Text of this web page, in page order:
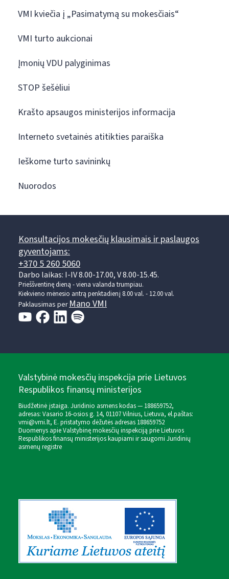
VMI kviečia į „Pasimatymą su mokesčiais“
VMI turto aukcionai
Įmonių VDU palyginimas
STOP šešėliui
Krašto apsaugos ministerijos informacija
Interneto svetainės atitikties paraiška
Ieškome turto savininkų
Nuorodos
Konsultacijos mokesčių klausimais ir paslaugos
gyventojams:
+370 5 260 5060
Darbo laikas: I-IV 8.00-17.00, V 8.00-15.45.
Prieššventinę dieną - viena valanda trumpiau.
Kiekvieno mėnesio antrą penktadienį 8.00 val. - 12.00 val.
Paklausimas perMano VMI
Valstybinė mokesčių inspekcija prie Lietuvos
Respublikos finansų ministerijos
Biudžetinė įstaiga. Juridinio asmens kodas — 188659752,
adresas: Vasario 16-osios g. 14, 01107 Vilnius, Lietuva, el.paštas:
vmi@vmi.lt, E. pristatymo dėžutės adresas 188659752
Duomenys apie Valstybinę mokesčių inspekciją prie Lietuvos
Respublikos finansų ministerijos kaupiami ir saugomi Juridinių
asmenų registre